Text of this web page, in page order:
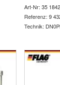
Art-Nr: 35 1842
Referenz: 9
Technik: